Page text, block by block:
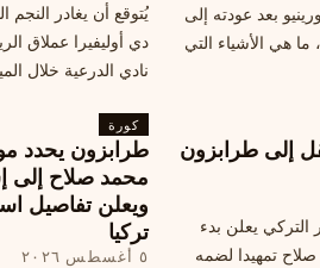
بعد عودته إلى
ما هي الأشياء التي
يُتوقع أن يغادر النجم
دي أوليفيرا عملاق
نادي الدرعية خلال
هذا الانتقال، وسط
يرحب بفراقته.
إلى طرابزون
يعلن بدء
تمهيدا لضمه
كورة
طرابزون يحدد
محمد صلاح إلى
ويعلن تفاصيل
تركيا
٥ أغسطس ٢٠٢٦